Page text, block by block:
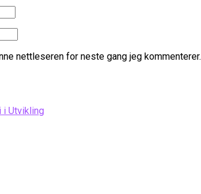
nettleseren for neste gang jeg kommenterer.
i Utvikling